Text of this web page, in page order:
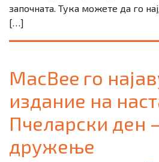
започната. Тука можете да го
[…]
MacBee го
издание на
Пчеларски ден
дружење